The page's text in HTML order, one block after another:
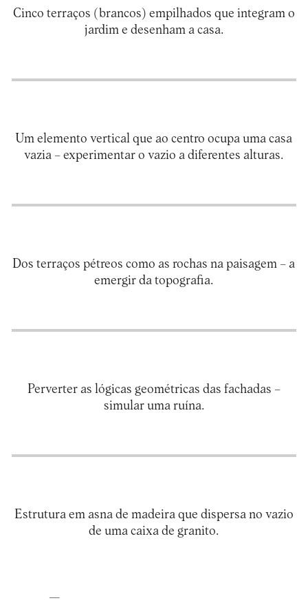
Cinco terraços (brancos) empilhados que integram o
Um elemento vertical que ao centro ocupa uma casa
Dos terraços pétreos como as rochas na paisagem – a
Perverter as lógicas geométricas das fachadas –
Estrutura em asna de madeira que dispersa no vazio
—